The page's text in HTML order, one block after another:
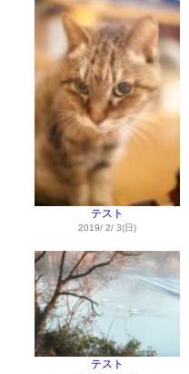
テスト
2019/ 2/ 3(日)
テスト